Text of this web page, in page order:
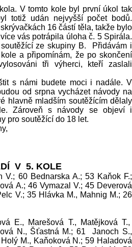
V tomto kole byl první úkol tak
totiž udán nejvyšší počet bodů.
16 částí těla, takže bylo
vás potrápila úloha č. 5 Spirála.
soutěžící ze skupiny B. Přidávám i
a připomínám, že po skončení
tři výherci, kteří zaslali
s námi budete moci i nadále. V
od srpna vycházet návody na
hlavně mladším soutěžícím dělaly
Zároveň s návody se objeví i
pro soutěžící do 18 let.
V 5. KOLE
V.; 60 Bednarska A.; 53Kaňok F.;
A.; 46Vymazal V.; 45Deverová
V.; 35 Hlávka M., Mahnig M.; 26
E., Marešová T., Matějková T.,
N., Šťastná M.; 61 Janoch S.,
M., Kaňoková N.; 59 Haladová